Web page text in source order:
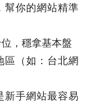
幫你的網站精準
，穩拿基本盤
區（如：台北網
新手網站最容易